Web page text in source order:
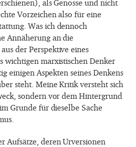
als Genosse und nicht
Vorzeichen also für eine
Was ich dennoch
Annäherung an die
der Perspektive eines
wichtigen marxistischen Denker
einigen Aspekten seines Denkens
steht. Meine Kritik versteht sich
sondern vor dem Hintergrund
Grunde für dieselbe Sache
Aufsätze, deren Urversionen